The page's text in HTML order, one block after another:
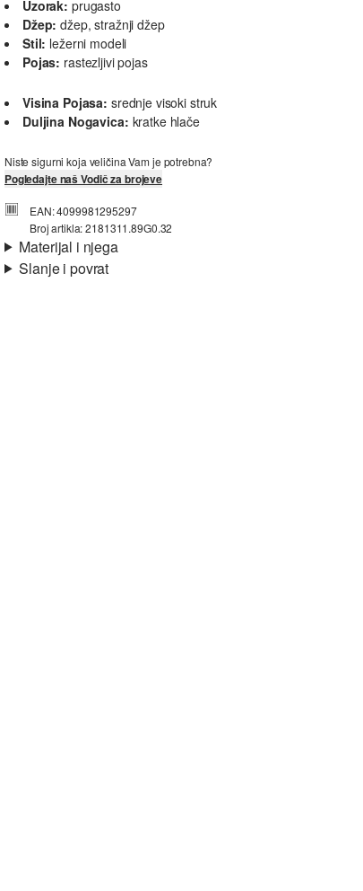
Uzorak: prugasto
Džep: džep, stražnji džep
Stil: ležerni modeli
Pojas: rastezljivi pojas
Visina Pojasa: srednje visoki struk
Duljina Nogavica: kratke hlače
Niste sigurni koja veličina Vam je potrebna?
Pogledajte naš Vodič za brojeve
EAN: 4099981295297
Broj artikla: 2181311.89G0.32
Materijal i njega
Slanje i povrat